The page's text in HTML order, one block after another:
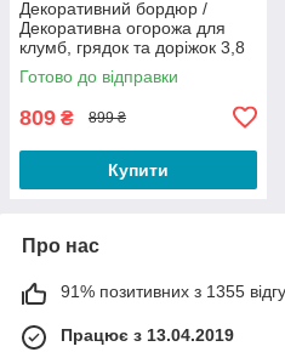
Декоративний бордюр /
Декоративна огорожа для
клумб, грядок та доріжок 3,8
метри Зелений
Готово до відправки
809 ₴ 899 ₴
Купити
Про нас
91% позитивних з 1355
Працює з 13.04.2019